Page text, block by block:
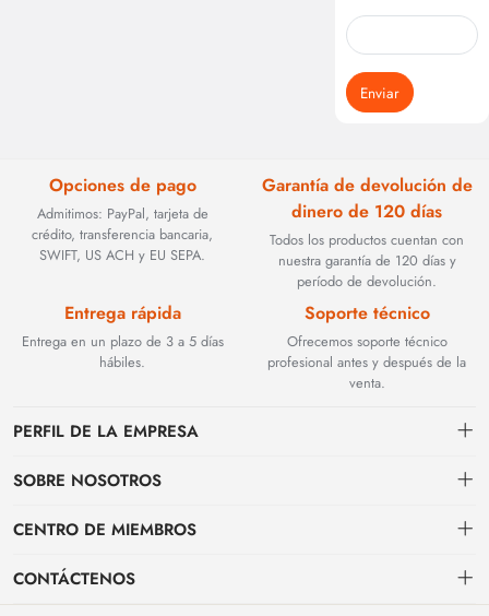
Enviar
Opciones de pago
Admitimos: PayPal, tarjeta de
crédito, transferencia bancaria,
SWIFT, US ACH y EU SEPA.
Garantía de devolución de
dinero de 120 días
Todos los productos cuentan con
nuestra garantía de 120 días y
período de devolución.
Entrega rápida
Entrega en un plazo de 3 a 5 días
hábiles.
Soporte técnico
Ofrecemos soporte técnico
profesional antes y después de la
venta.
PERFIL DE LA EMPRESA
Fundada en 2002, BEYOND TECHNOLOGY INTERNATIONAL LIMITED
rendimiento. Con la evolución de las redes industriales, ampliamos
SOBRE NOSOTROS
Contacto
Condiciones de pago & facturación
CENTRO DE MIEMBROS
centro personal
Mi pedido
CONTÁCTENOS